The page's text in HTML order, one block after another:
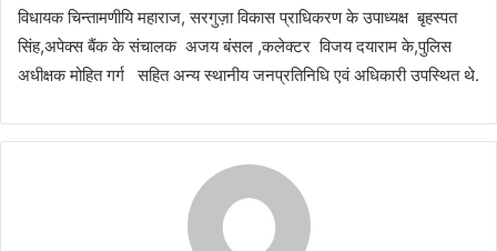
विधायक चिन्तामणीयि महाराज, सरगुज़ा विकास प्राधिकरण के उपाध्यक्ष बृहस्पत
सिंह,अपेक्स बैंक के संचालक अजय बंसल ,कलेक्टर विजय दयाराम के,पुलिस
अधीक्षक मोहित गर्ग सहित अन्य स्थानीय जनप्रतिनिधि एवं अधिकारी उपस्थित थे.